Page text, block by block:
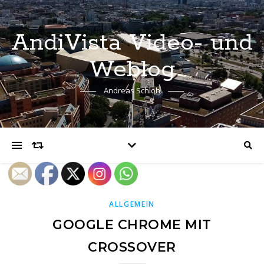
AndiVista Video- und
Weblog
Andreas Schloh
ALLGEMEIN
GOOGLE CHROME MIT
CROSSOVER